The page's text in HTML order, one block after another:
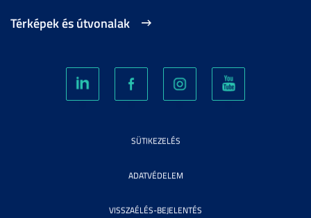
Térképek és útvonalak
SÜTIKEZELÉS
ADATVÉDELEM
VISSZAÉLÉS-BEJELENTÉS